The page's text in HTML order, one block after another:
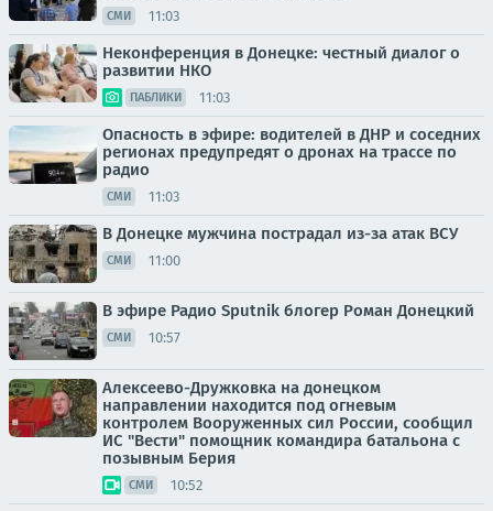
СМИ 11:03
Неконференция в Донецке: честный диалог о
развитии НКО
ПАБЛИКИ 11:03
Опасность в эфире: водителей в ДНР и соседних
регионах предупредят о дронах на трассе по
радио
СМИ 11:03
В Донецке мужчина пострадал из-за атак ВСУ
СМИ 11:00
В эфире Радио Sputnik блогер Роман Донецкий
СМИ 10:57
Алексеево-Дружковка на донецком
направлении находится под огневым
контролем Вооруженных сил России, сообщил
ИС "Вести" помощник командира батальона с
позывным Берия
СМИ 10:52